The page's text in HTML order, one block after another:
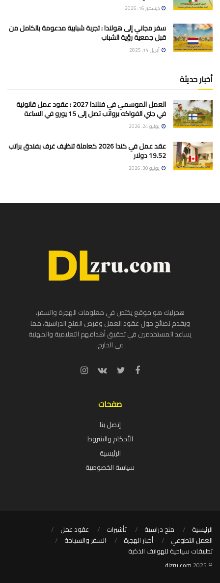
ديسمبر 16, 2025
سفر مجاني إلى هولندا : تجربة شبابية مدعومة بالكامل من
قبل جمعية رؤية الشباب
أبريل 14, 2025
أخبار حديثة
العمل الموسمي في فنلندا 2027 : عقود عمل قانونية
في جني الفواكه برواتب تصل إلى 15 يورو في الساعة
يوليو 24, 2026
عقد عمل في كندا 2026 كعاملة تنظيف غرف بفندق براتب
19.52 دولار
يونيو 30, 2026
هجرليك هو موقع يختص في معلومات الهجرة والسفر،
ويقدم نصائح حول عقود العمل وفرص المنح الدراسية، مما
يساعد المستخدمين في تحقيق أهدافهم التعليمية والمهنية
في الخارج.
صفحات
إتصل بنا
الأحكام والشروط
الرئيسية
سياسة الخصوصية
الرئيسية منح دراسية تأشيرات
عقود عمل
العمل التطوعي
أخبار الهجرة
السفر والسياحة
تطبيقات سياحية للهواتف الذكية
© 2025
dlzru.com